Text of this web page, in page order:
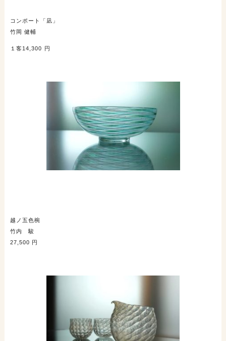
コンポート「凪」
竹岡 健輔
１客14,300 円
越ノ五色椀
竹内 駿
27,500 円